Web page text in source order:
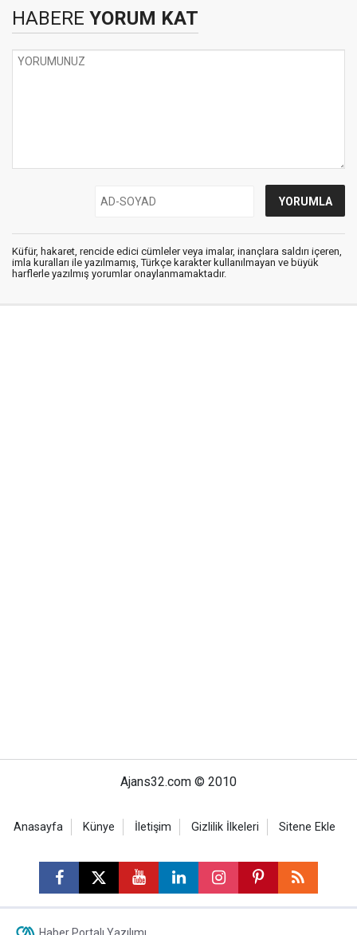
HABERE YORUM KAT
Küfür, hakaret, rencide edici cümleler veya imalar, inançlara saldırı içeren,
imla kuralları ile yazılmamış, Türkçe karakter kullanılmayan ve büyük
harflerle yazılmış yorumlar onaylanmamaktadır.
Ajans32.com © 2010
Anasayfa Künye İletişim Gizlilik İlkeleri Sitene Ekle